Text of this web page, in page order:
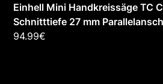
Einhell Mini Handkreissäge TC
Schnitttiefe 27 mm
94.99€